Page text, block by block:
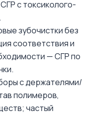
с токсиколого-
зубочистки без
соответствия и
— СГР по
с держателями/
полимеров,
частый